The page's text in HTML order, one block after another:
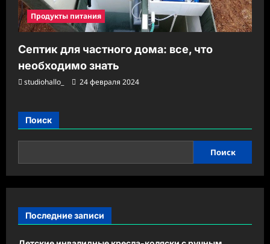
Продукты питания
Септик для частного дома: все, что
необходимо знать
studiohallo_ 24 февраля 2024
Поиск
Поиск
Последние записи